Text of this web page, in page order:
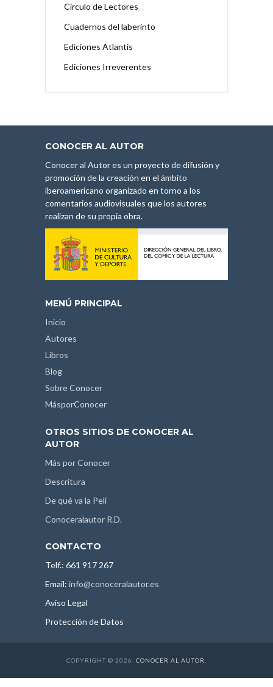
Círculo de Lectores
Cuadernos del laberinto
Ediciones Atlantis
Ediciones Irreverentes
CONOCER AL AUTOR
Conocer al Autor es un proyecto de difusión y
promoción de la creación en el ámbito
iberoamericano organizado en torno a los
comentarios audiovisuales que los autores
realizan de su propia obra.
MENÚ PRINCIPAL
Inicio
Autores
Libros
Blog
Sobre Conocer
MásporConocer
OTROS SITIOS DE CONOCER AL
AUTOR
Más por Conocer
Descritura
De qué va la Peli
Conoceralautor R.D.
CONTACTO
Telf.: 661 917 267
Email: info@conoceralautor.es
Aviso Legal
Protección de Datos
COPYRIGHT © 2026. CONOCER AL AUTOR